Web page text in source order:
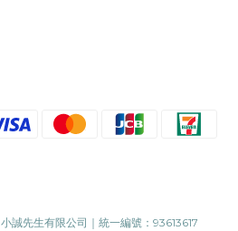
小誠先生有限公司｜統一編號：93613617